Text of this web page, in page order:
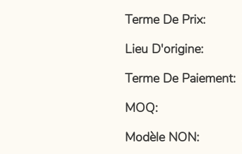
Terme De Prix:
Lieu D'origine:
Terme De Paiement:
MOQ:
Modèle NON: